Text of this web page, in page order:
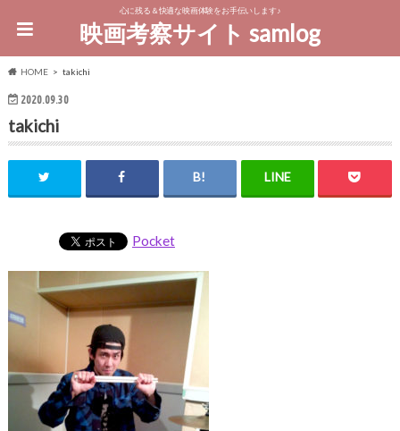
心に残る＆快適な映画体験をお手伝いします♪
映画考察サイト samlog
HOME takichi
2020.09.30
takichi
Pocket